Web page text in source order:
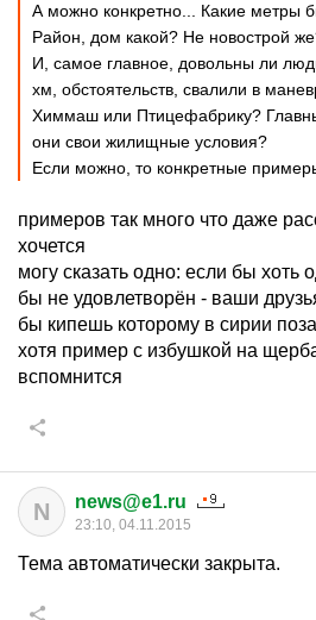
А можно конкретно... Какие метры
Район, дом какой? Не новострой
И, самое главное, довольны ли
хм, обстоятельств, свалили в
Химмаш или Птицефабрику?
они свои жилищные условия?
Если можно, то конкретные
примеров так много что даже
хочется
могу сказать одно: если бы хоть
бы не удовлетворён - ваши
бы кипешь которому в сирии
хотя пример с избушкой на
вспомнится
N news@e1.ru
23:10, 04.11.2015
Тема автоматически закрыта.